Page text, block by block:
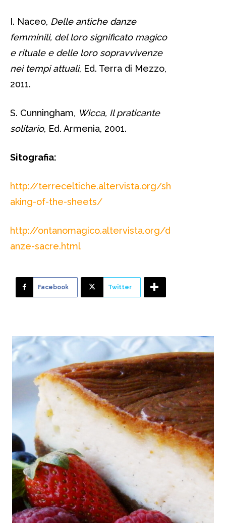
I. Naceo, Delle antiche danze
femminili, del loro significato magico
e rituale e delle loro sopravvivenze
nei tempi attuali, Ed. Terra di Mezzo,
2011.
S. Cunningham, Wicca, Il praticante
solitario, Ed. Armenia, 2001.
Sitografia:
http://terreceltiche.altervista.org/sh
aking-of-the-sheets/
http://ontanomagico.altervista.org/d
anze-sacre.html
Facebook Twitter